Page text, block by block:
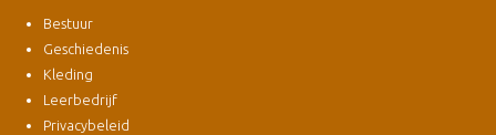
Bestuur
Geschiedenis
Kleding
Leerbedrijf
Privacybeleid